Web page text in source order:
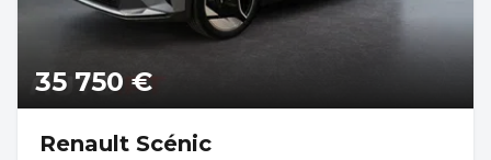
35 750 €
Renault Scénic